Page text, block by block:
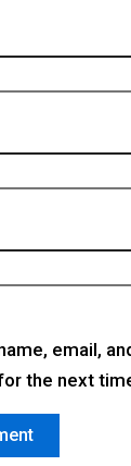
email,
the next